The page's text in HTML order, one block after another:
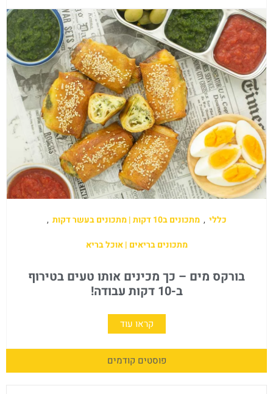
כללי , מתכונים ב10 דקות | מתכונים בעשר דקות
,
מתכונים בריאים | אוכל בריא
בורקס מים – כך מכינים אותו טעים בטירוף
ב-10 דקות עבודה!
קראו עוד
פוסטים קודמים